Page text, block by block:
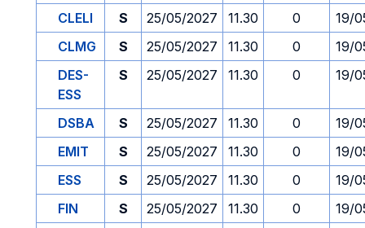
CLELI
S 25/05/2027 11.30 0
19/
CLMG
S 25/05/2027 11.30 0
19/
DES-
ESS
S 25/05/2027 11.30 0 19/
DSBA S 25/05/2027 11.30 0
19/
EMIT
S 25/05/2027 11.30 0
19/
ESS
S 25/05/2027 11.30 0
19/
FIN
S 25/05/2027 11.30 0
19/